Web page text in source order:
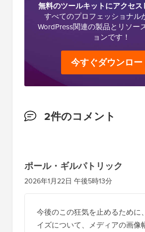
無料のツールキットにアクセス
すべてのプロフェッショナル
WordPress関連の製品とリソー
ョンです！
今すぐダウンロー
読
の
イ
ン
2件のコメント
ポール・ギルパトリック
2026年1月22日 午後5時13分
今後のこの狂気を止めるために
イズについて、メディアの画像